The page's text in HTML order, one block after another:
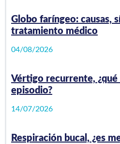
Globo faríngeo: causas,
tratamiento médico
04/08/2026
Vértigo recurrente, ¿qué
episodio?
14/07/2026
Respiración bucal, ¿es